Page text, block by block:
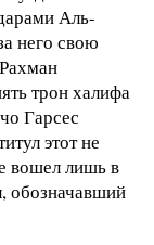
Аль-
него свою
трон халифа
Гарсес
этот не
вошел лишь в
обозначавший